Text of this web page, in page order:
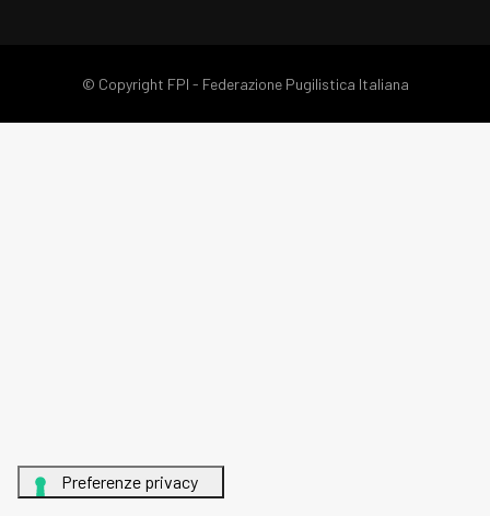
© Copyright FPI - Federazione Pugilistica Italiana